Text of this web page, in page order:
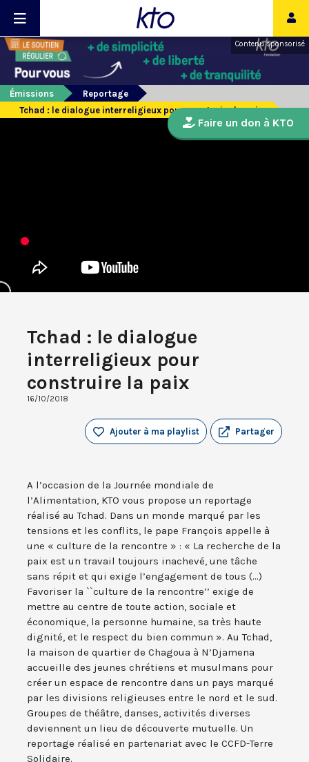
Contenu sponsorisé
Émissions
Reportage
Tchad : le dialogue interreligieux pour construire la paix
Tchad : le dialogue
interreligieux pour
construire la paix
16/10/2018
Partager
Ajouter à ma playlist
A l’occasion de la Journée mondiale de
l’Alimentation, KTO vous propose un reportage
réalisé au Tchad. Dans un monde marqué par les
tensions et les conflits, le pape François appelle à
une « culture de la rencontre » : « La recherche de la
paix est un travail toujours inachevé, une tâche
sans répit et qui exige l’engagement de tous (...)
Favoriser la ``culture de la rencontre’’ exige de
mettre au centre de toute action, sociale et
économique, la personne humaine, sa très haute
dignité, et le respect du bien commun ». Au Tchad,
la maison de quartier de Chagoua à N’Djamena
accueille des jeunes chrétiens et musulmans pour
créer un espace de rencontre dans un pays marqué
par les divisions religieuses entre le nord et le sud.
Groupes de théâtre, danses, activités diverses
deviennent un lieu de découverte mutuelle. Un
reportage réalisé en partenariat avec le CCFD-Terre
Solidaire.
Faire un don à KTO